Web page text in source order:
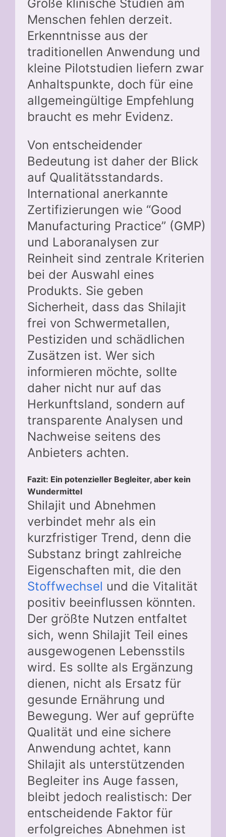
Große klinische Studien am
Menschen fehlen derzeit.
Erkenntnisse aus der
traditionellen Anwendung und
kleine Pilotstudien liefern zwar
Anhaltspunkte, doch für eine
allgemeingültige Empfehlung
braucht es mehr Evidenz.
Von entscheidender
Bedeutung ist daher der Blick
auf Qualitätsstandards.
International anerkannte
Zertifizierungen wie “Good
Manufacturing Practice” (GMP)
und Laboranalysen zur
Reinheit sind zentrale Kriterien
bei der Auswahl eines
Produkts. Sie geben
Sicherheit, dass das Shilajit
frei von Schwermetallen,
Pestiziden und schädlichen
Zusätzen ist. Wer sich
informieren möchte, sollte
daher nicht nur auf das
Herkunftsland, sondern auf
transparente Analysen und
Nachweise seitens des
Anbieters achten.
Fazit: Ein potenzieller Begleiter, aber kein
Wundermittel
Shilajit und Abnehmen
verbindet mehr als ein
kurzfristiger Trend, denn die
Substanz bringt zahlreiche
Eigenschaften mit, die den
Stoffwechsel und die Vitalität
positiv beeinflussen könnten.
Der größte Nutzen entfaltet
sich, wenn Shilajit Teil eines
ausgewogenen Lebensstils
wird. Es sollte als Ergänzung
dienen, nicht als Ersatz für
gesunde Ernährung und
Bewegung. Wer auf geprüfte
Qualität und eine sichere
Anwendung achtet, kann
Shilajit als unterstützenden
Begleiter ins Auge fassen,
bleibt jedoch realistisch: Der
entscheidende Faktor für
erfolgreiches Abnehmen ist